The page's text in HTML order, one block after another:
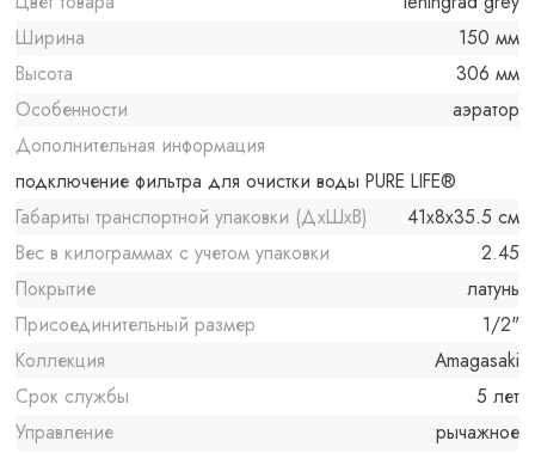
Ширина
150 мм
Высота
306 мм
Особенности
аэратор
Дополнительная информация
подключение фильтра для очистки воды PURE LIFE®
Габариты транспортной упаковки (ДхШхВ)
41x8x35.5 см
Вес в килограммах с учетом упаковки
2.45
Покрытие
латунь
Присоединительный размер
1/2"
Коллекция
Amagasaki
Срок службы
5 лет
Управление
рычажное